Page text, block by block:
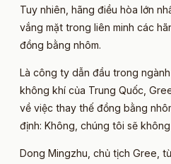
Tuy nhiên, hãng điều hòa lớn
vắng mặt trong liên minh các
đồng bằng nhôm.
Là công ty dẫn đầu trong
không khí của Trung Quốc,
về việc thay thế đồng bằng
định: Không, chúng tôi sẽ
Dong Mingzhu, chủ tịch Gree,